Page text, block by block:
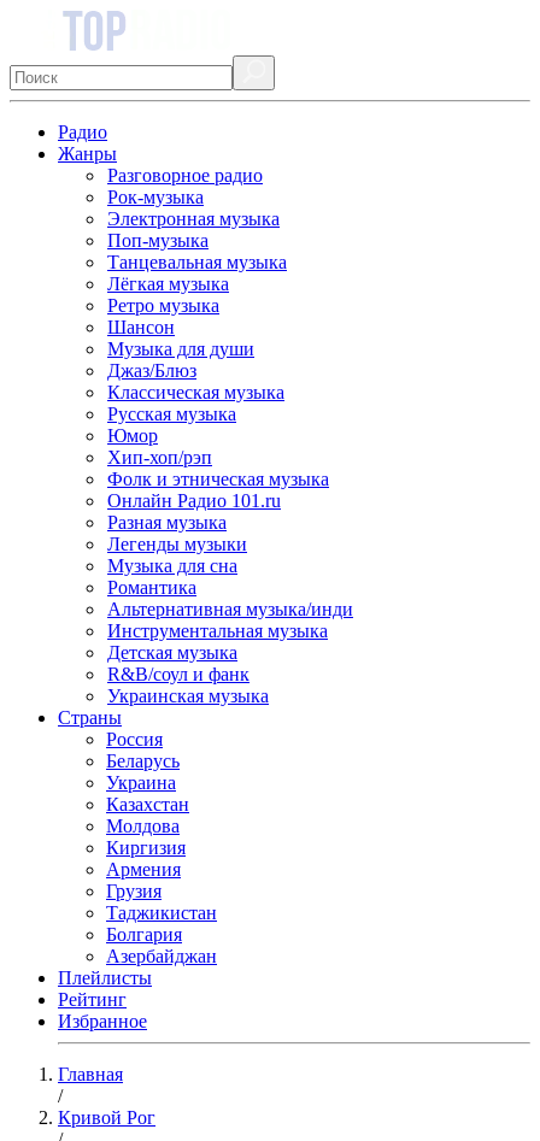
Радио
Жанры
Разговорное радио
Рок-музыка
Электронная музыка
Поп-музыка
Танцевальная музыка
Лёгкая музыка
Ретро музыка
Шансон
Музыка для души
Джаз/Блюз
Классическая музыка
Русская музыка
Юмор
Хип-хоп/рэп
Фолк и этническая музыка
Онлайн Радио 101.ru
Разная музыка
Легенды музыки
Музыка для сна
Романтика
Альтернативная музыка/инди
Инструментальная музыка
Детская музыка
R&B/cоул и фанк
Украинская музыка
Страны
Россия
Беларусь
Украина
Казахстан
Молдова
Киргизия
Армения
Грузия
Таджикистан
Болгария
Азербайджан
Плейлисты
Рейтинг
Избранное
Главная
/
Кривой Рог